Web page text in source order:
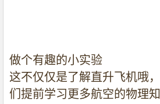
做个有趣的小实验
这不仅仅是了解直升飞机哦
们提前学习更多航空的物理